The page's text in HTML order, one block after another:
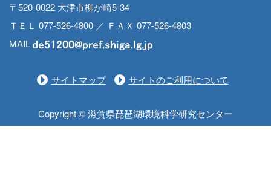
〒520-0022 大津市柳が崎5-34
ＴＥＬ 077-526-4800 ／ ＦＡＸ 077-526-4803
MAIL
サイトマップ サイトのご利用について
Copyright © 滋賀県琵琶湖環境科学研究センター